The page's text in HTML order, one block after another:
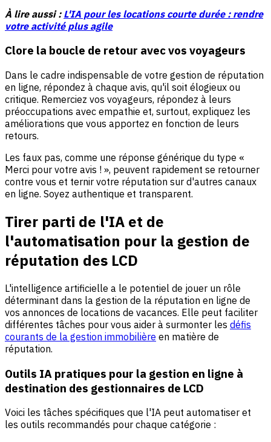
À lire aussi : L'IA pour les locations courte durée : rendre
votre activité plus agile
Clore la boucle de retour avec vos voyageurs
Dans le cadre indispensable de votre gestion de réputation
en ligne, répondez à chaque avis, qu'il soit élogieux ou
critique. Remerciez vos voyageurs, répondez à leurs
préoccupations avec empathie et, surtout, expliquez les
améliorations que vous apportez en fonction de leurs
retours.
Les faux pas, comme une réponse générique du type «
Merci pour votre avis ! », peuvent rapidement se retourner
contre vous et ternir votre réputation sur d'autres canaux
en ligne. Soyez authentique et transparent.
Tirer parti de l'IA et de
l'automatisation pour la gestion de
réputation des LCD
L'intelligence artificielle a le potentiel de jouer un rôle
déterminant dans la gestion de la réputation en ligne de
vos annonces de locations de vacances. Elle peut faciliter
différentes tâches pour vous aider à surmonter les défis
courants de la gestion immobilière en matière de
réputation.
Outils IA pratiques pour la gestion en ligne à
destination des gestionnaires de LCD
Voici les tâches spécifiques que l'IA peut automatiser et
les outils recommandés pour chaque catégorie :